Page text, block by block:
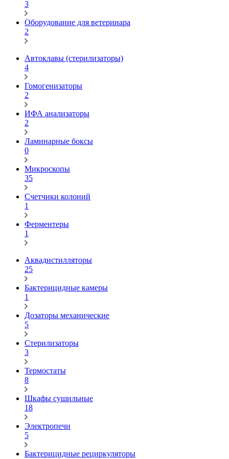
3
Оборудование для ветеринара
2
Автоклавы (стерилизаторы)
4
Гомогенизаторы
2
ИФА анализаторы
2
Ламинарные боксы
0
Микроскопы
35
Счетчики колоний
1
Ферментеры
1
Аквадистилляторы
25
Бактерицидные камеры
1
Дозаторы механические
5
Стерилизаторы
3
Термостаты
8
Шкафы сушильные
18
Электропечи
5
Бактерицидные рециркуляторы